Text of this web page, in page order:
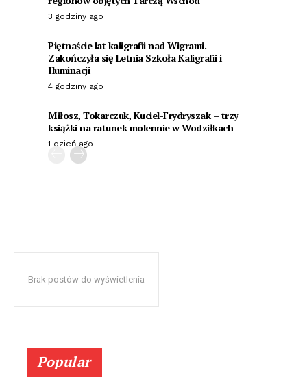
3 godziny ago
Piętnaście lat kaligrafii nad Wigrami.
Zakończyła się Letnia Szkoła Kaligrafii i
Iluminacji
4 godziny ago
Miłosz, Tokarczuk, Kuciel-Frydryszak – trzy
książki na ratunek molennie w Wodziłkach
1 dzień ago
Brak postów do wyświetlenia
Popular